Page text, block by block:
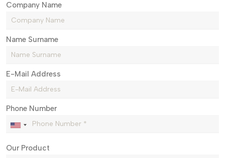
Company Name
Name Surname
E-Mail Address
Phone Number
Our Product